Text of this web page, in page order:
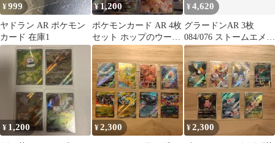
¥999
ヤドラン AR ポケモン
カード 在庫1
¥1,200
ポケモンカード AR 4枚
セット ホップのウール
ー ルリリ 他
¥4,620
グラードンAR 3枚
084/076 ストームエメラ
ルダ伝説の溶岩洞付セ
ット
¥ 1,200 ¥2,300 ¥2,300